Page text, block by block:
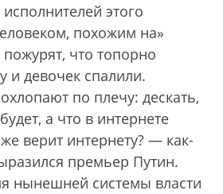
этого
похожим на»
что топорно
и девочек спалили.
по плечу: дескать,
а что в интернете
верит интернету? — как-
премьер Путин.
нынешней системы власти